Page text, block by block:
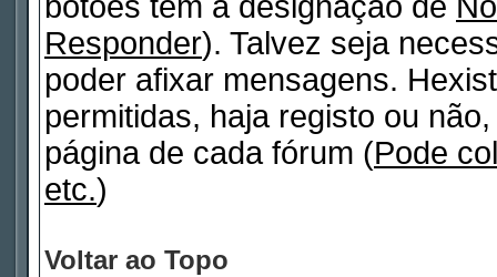
Responder). Talvez seja
poder afixar mensagens.
permitidas, haja registo ou
página de cada fórum (Pode
etc.)
Voltar ao Topo